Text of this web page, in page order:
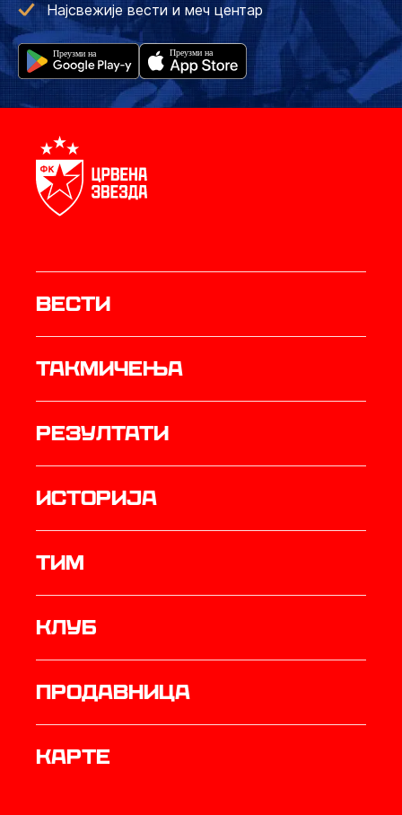
Најсвежије вести и меч центар
Вести
Такмичења
резултати
историја
ТИМ
Клуб
продавница
Карте